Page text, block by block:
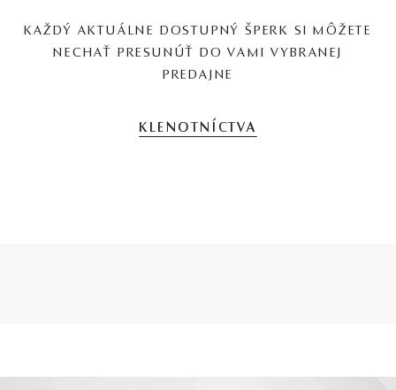
KAŽDÝ AKTUÁLNE DOSTUPNÝ ŠPERK SI MÔŽETE
NECHAŤ PRESUNÚŤ DO VAMI VYBRANEJ
PREDAJNE
KLENOTNÍCTVA